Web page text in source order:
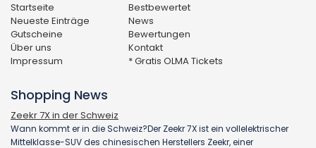
Startseite
Bestbewertet
Neueste Einträge
News
Gutscheine
Bewertungen
Über uns
Kontakt
Impressum
* Gratis OLMA Tickets
Shopping News
Zeekr 7X in der Schweiz
Wann kommt er in die Schweiz?Der Zeekr 7X ist ein vollelektrischer
Mittelklasse-SUV des chinesischen Herstellers Zeekr, einer